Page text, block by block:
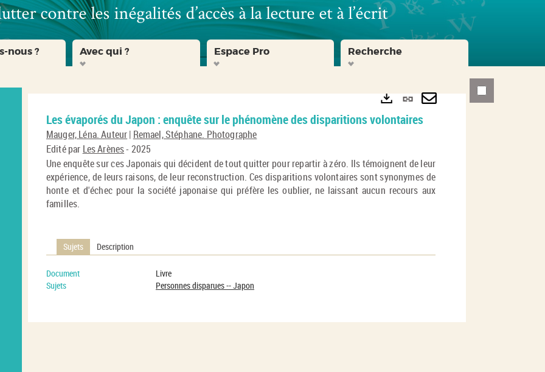
nous ? Avec qui ? Espace Pro Recherche
Les évaporés du Japon : enquête sur le phénomène des disparitions volontaires
Mauger, Léna. Auteur| Remael, Stéphane. Photographe
Edité par Les Arènes- 2025
Une enquête sur ces Japonais qui décident de tout quitter pour repartir à zéro. Ils témoignent de leur
expérience, de leurs raisons, de leur reconstruction. Ces disparitions volontaires sont synonymes de
honte et d'échec pour la société japonaise qui préfère les oublier, ne laissant aucun recours aux
familles.
Sujets Description
Document
Livre
Sujets
Personnes disparues -- Japon
Exports
Lien
permanent
fenêtre)
mail